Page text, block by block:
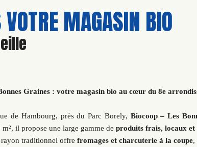
MAGASIN BIO
Graines : votre magasin bio au cœur du 8e
de Hambourg, près du Parc Borely, Biocoop – Les
m², il propose une large gamme de produits frais, locaux et
rayon traditionnel offre fromages et charcuterie à la coupe,